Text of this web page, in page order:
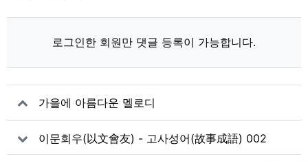
로그인한 회원만 댓글 등록이 가능합니다.
가을에 아름다운 멜로디
이문회우(以文會友) - 고사성어(故事成語) 002